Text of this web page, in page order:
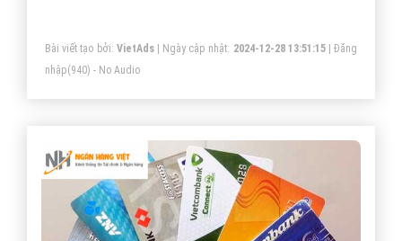
tiêu thoải mãi dù ko nạp tiền.
Bài viết tạo bởi: VietAds| Ngày cập nhật: 2024-12-28 13:51:15|Đăng
nhập(940) - No Audio